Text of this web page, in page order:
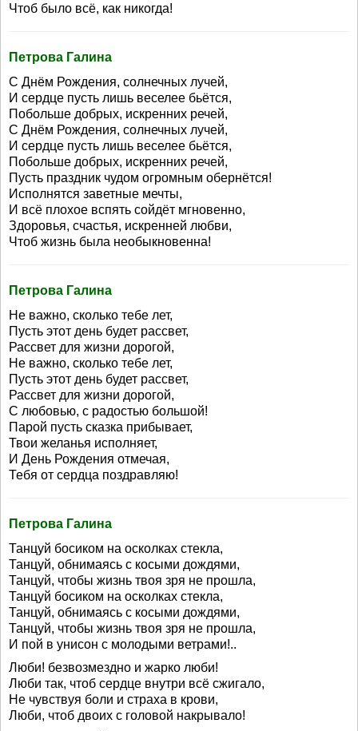
Чтоб было всё, как никогда!
Петрова Галина
С Днём Рождения, солнечных лучей,
И сердце пусть лишь веселее бьётся,
Побольше добрых, искренних речей,
С Днём Рождения, солнечных лучей,
И сердце пусть лишь веселее бьётся,
Побольше добрых, искренних речей,
Пусть праздник чудом огромным обернётся!
Исполнятся заветные мечты,
И всё плохое вспять сойдёт мгновенно,
Здоровья, счастья, искренней любви,
Чтоб жизнь была необыкновенна!
Петрова Галина
Не важно, сколько тебе лет,
Пусть этот день будет рассвет,
Рассвет для жизни дорогой,
Не важно, сколько тебе лет,
Пусть этот день будет рассвет,
Рассвет для жизни дорогой,
С любовью, с радостью большой!
Парой пусть сказка прибывает,
Твои желанья исполняет,
И День Рождения отмечая,
Тебя от сердца поздравляю!
Петрова Галина
Танцуй босиком на осколках стекла,
Танцуй, обнимаясь с косыми дождями,
Танцуй, чтобы жизнь твоя зря не прошла,
Танцуй босиком на осколках стекла,
Танцуй, обнимаясь с косыми дождями,
Танцуй, чтобы жизнь твоя зря не прошла,
И пой в унисон с молодыми ветрами!..
Люби! безвозмездно и жарко люби!
Люби так, чтоб сердце внутри всё сжигало,
Не чувствуя боли и страха в крови,
Люби, чтоб двоих с головой накрывало!